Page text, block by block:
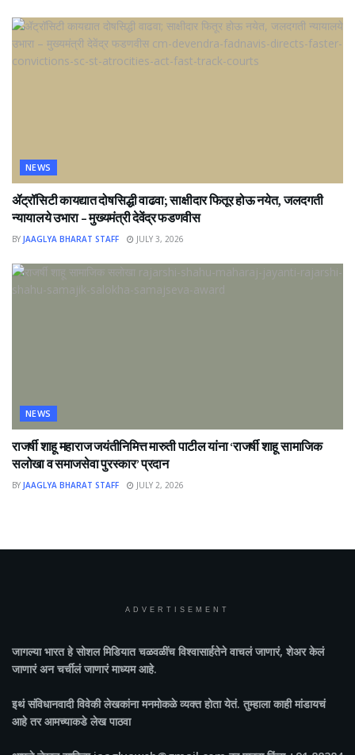
NEWS
ॲट्रॉसिटी कायद्यात दोषसिद्धी वाढवा; साक्षीदार फितूर होऊ नयेत, जलदगती
न्यायालये उभारा – मुख्यमंत्री देवेंद्र फडणवीस
BY JAAGLYA BHARAT STAFF JULY 3, 2026
NEWS
राजर्षी शाहू महाराज जयंतीनिमित्त मारुती पाटील यांना ‘राजर्षी शाहू सामाजिक
सलोखा व समाजसेवा पुरस्कार’ प्रदान
BY JAAGLYA BHARAT STAFF JULY 2, 2026
ADVERTISEMENT
जागल्या भारतहे सोशल मिडियात चळवळींच विश्वासार्हतेने वाचलं जाणारं, शेअर केलं
जाणारं अन चर्चीलं जाणारं माध्यम आहे.
इथं संविधानवादी विवेकी लेखकांना मनमोकळे व्यक्त होता येतं. तुम्हाला काही मांडायचं
आहे तर आमच्याकडे लेख पाठवा